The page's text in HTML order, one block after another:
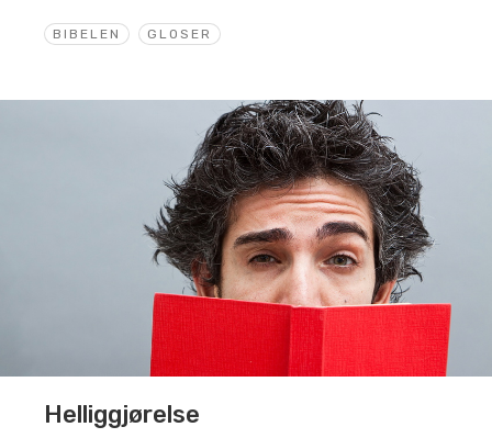
BIBELEN GLOSER
Helliggjørelse